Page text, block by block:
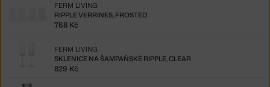
RIPPLE VERRINES, FROSTED
FERM LIVING
768 Kč
SKLENICE NA ŠAMPAŇSKÉ RIPPLE, CLEAR
FERM LIVING
829 Kč